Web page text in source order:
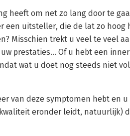
heeft om net zo lang door te
een uitsteller, die de lat zo
Misschien trekt u veel te veel
prestaties... Of u hebt een
wat u doet nog steeds niet
van deze symptomen hebt en
eronder leidt, natuurlijk)